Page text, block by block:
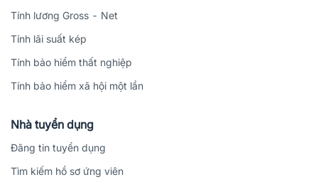
Tính lương Gross - Net
Tính lãi suất kép
Tính bảo hiểm thất nghiệp
Tính bảo hiểm xã hội một lần
Nhà tuyển dụng
Đăng tin tuyển dụng
Tìm kiếm hồ sơ ứng viên